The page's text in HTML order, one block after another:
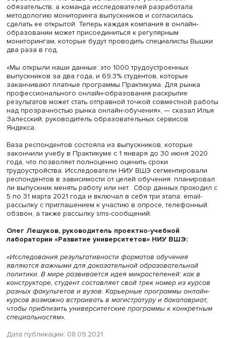
Lifelong learning — обучение на протяжении всей
набирает популярность во всем мире, но пока плохо
приживается в России. По данным ВШЭ, любыми
обучения в нашей стране охвачены порядка 12%
трудоспособного населения. Отчасти влияет фактор
недоверия — люди мало информированы о реальных
эффектах образования во взрослом возрасте. Тема
terra incognita и потому, что коммерческие организации
всегда открыты для независимой экспертизы.
Яндекс.Практикум предоставил данные Институту
образования НИУ ВШЭ без каких-либо условий или
обязательств, а команда исследователей разработала
методологию мониторинга выпускников и согласилась
сделать ее открытой. Теперь каждая компания в
образовании может присоединиться к регулярным
мониторингам, которые будут проводить специалисты
два раза в год.
«Мы открыли наши данные: это 1000 трудоустроенных
выпускников за два года, и 69,3% студентов, которые
заканчивают платные программы Практикума. Для
профессионального онлайн-образования раскрытие
над прозрачностью рынка онлайн-обучения», —
Залесский, руководитель образовательных сервисов
Яндекса.
База респондентов состояла из выпускников, которые
закончили учебу в Практикуме с 1 января до 30 июня
года, что позволяет полноценно оценить сроки
трудоустройства. Исследователи НИУ ВШЭ
респондентов в зависимости от целей обучения:
ли выпускник менять работу или нет. Сбор данных
5 по 31 марта 2021 года и включал в себя три этапа: